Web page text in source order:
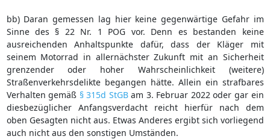
bb) Daran gemessen lag hier keine gegenwärtige Gefahr im
Sinne des § 22 Nr. 1 POG vor. Denn es bestanden keine
ausreichenden Anhaltspunkte dafür, dass der Kläger mit
seinem Motorrad in allernächster Zukunft mit an Sicherheit
grenzender oder hoher Wahrscheinlichkeit (weitere)
Straßenverkehrsdelikte begangen hätte. Allein ein strafbares
Verhalten gemäß § 315d StGBam 3. Februar 2022 oder gar ein
diesbezüglicher Anfangsverdacht reicht hierfür nach dem
oben Gesagten nicht aus. Etwas Anderes ergibt sich vorliegend
auch nicht aus den sonstigen Umständen.